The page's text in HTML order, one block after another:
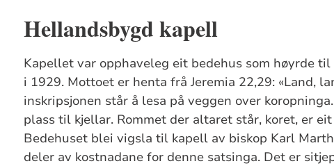
Hellandsbygd kapell
Kapellet var opphaveleg eit bedehus som høyrde
i 1929. Mottoet er henta frå Jeremia 22,29: «Land,
inskripsjonen står å lesa på veggen over
plass til kjellar. Rommet der altaret står, koret, er
Bedehuset blei vigsla til kapell av biskop Karl
deler av kostnadane for denne satsinga. Det er